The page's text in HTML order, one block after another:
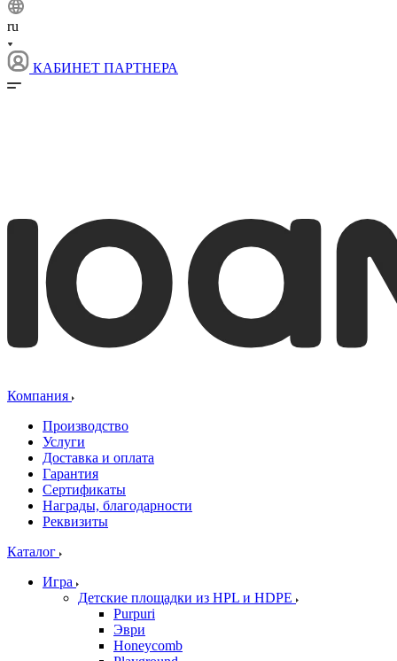
ru
КАБИНЕТ ПАРТНЕРА
Компания
Производство
Услуги
Доставка и оплата
Гарантия
Сертификаты
Награды, благодарности
Реквизиты
Каталог
Игра
Детские площадки из HPL и HDPE
Purpuri
Эври
Honeycomb